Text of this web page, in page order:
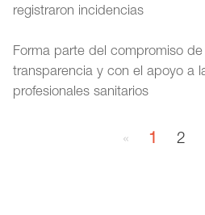
registraron incidencias
Forma parte del compromiso
transparencia y con el apoyo a
profesionales sanitarios
« 1 2